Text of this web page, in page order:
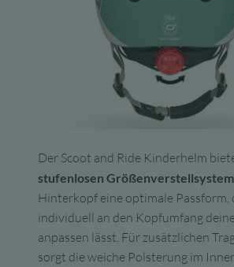
Der Scoot and Ride Kinderhelm
stufenlosen
Hinterkopf eine optimale Passform,
individuell an den Kopfumfang
anpassen lässt. Für zusätzlichen
sorgt die weiche Polsterung im